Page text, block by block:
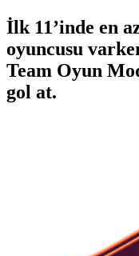
İlk 11’inde en
oyuncusu
Team Oyun
gol at.